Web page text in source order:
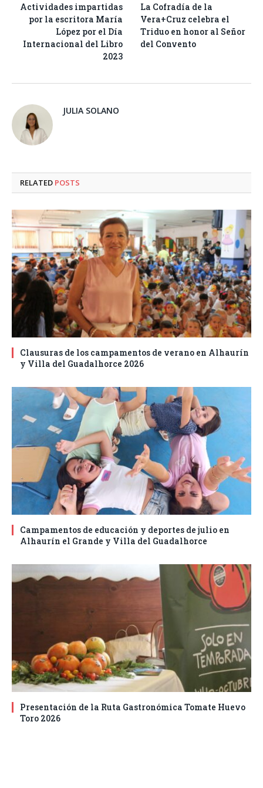
Actividades impartidas
por la escritora María
López por el Día
Internacional del Libro
2023
La Cofradía de la
Vera+Cruz celebra el
Triduo en honor al Señor
del Convento
JULIA SOLANO
RELATED POSTS
Clausuras de los campamentos de verano en Alhaurín
y Villa del Guadalhorce 2026
Campamentos de educación y deportes de julio en
Alhaurín el Grande y Villa del Guadalhorce
Presentación de la Ruta Gastronómica Tomate Huevo
Toro 2026